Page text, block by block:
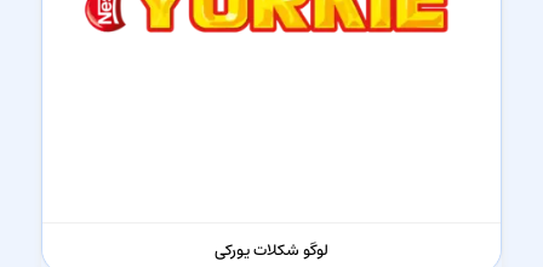
لوگو شکلات یورکی